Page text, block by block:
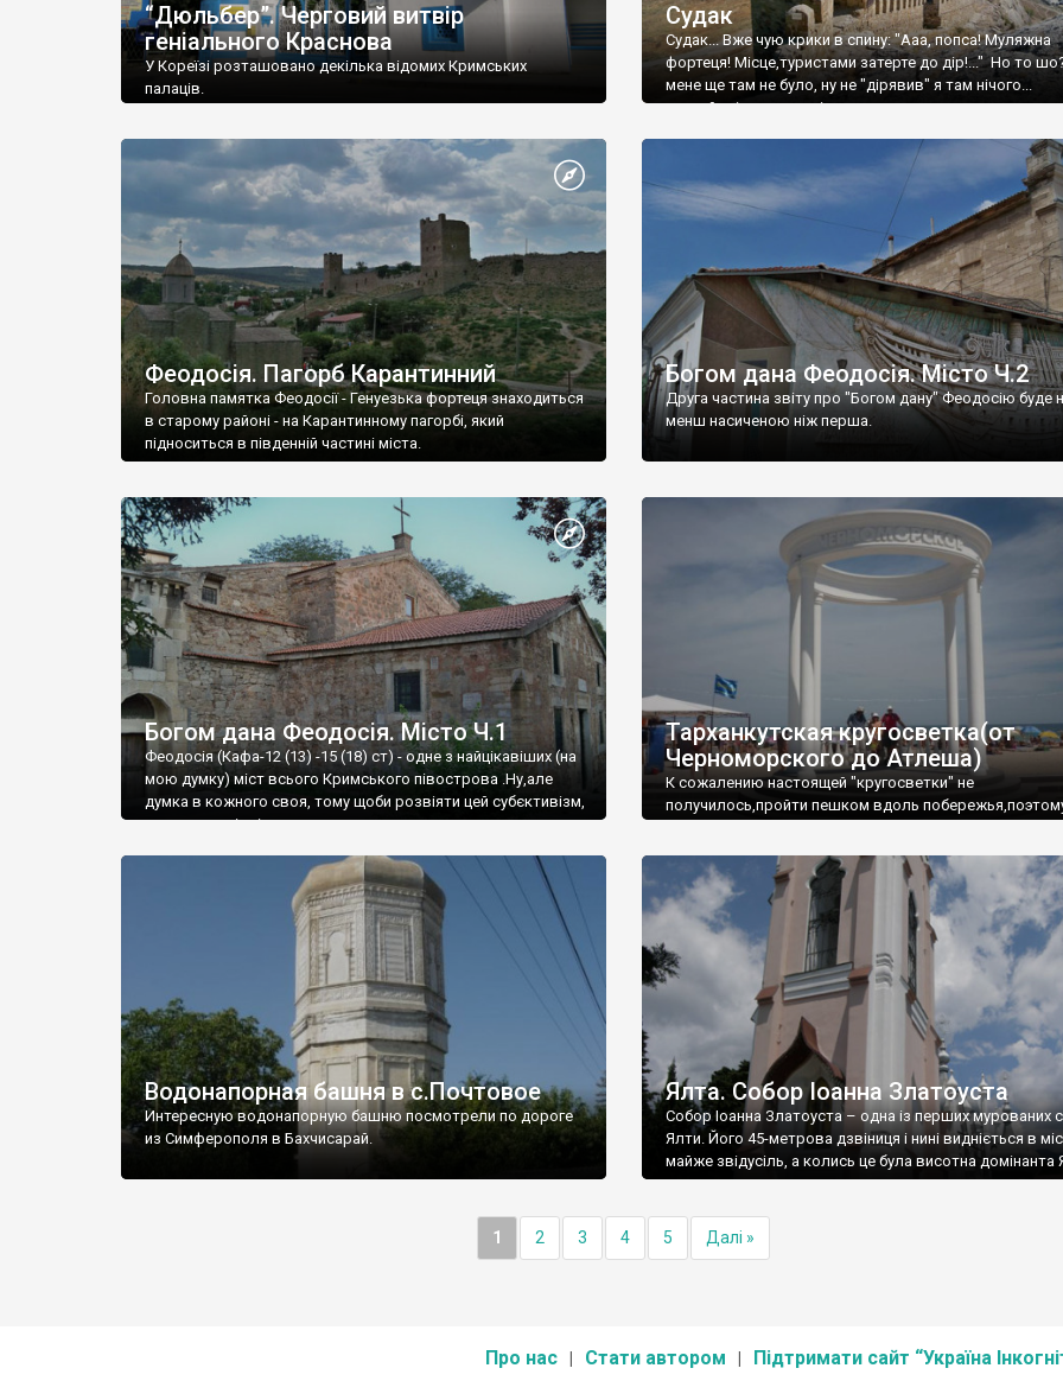
“Дюльбер”. Черговий витвір
геніального Краснова
У Кореїзі розташовано декілька відомих Кримських
палаців.
Судак
Судак... Вже чую крики в спину: "Ааа, попса! Муляжна
фортеця! Місце,туристами затерте до дір!..." Но то
мене ще там не було, ну не "дірявив" я там нічого...
принаймні до цього літа.
Феодосія. Пагорб Карантинний
Головна памятка Феодосії - Генуезька фортеця знаходиться
в старому районі - на Карантинному пагорбі, який
підноситься в південній частині міста.
Богом дана Феодосія. Місто Ч.2
Друга частина звіту про "Богом дану" Феодосію буде
менш насиченою ніж перша.
Богом дана Феодосія. Місто Ч.1
Феодосія (Кафа-12 (13) -15 (18) ст) - одне з найцікавіших (на
мою думку) міст всього Кримського півострова .Ну,але
думка в кожного своя, тому щоби розвіяти цей субєктивізм,
запрошую відвідати це
Тарханкутская кругосветка(от
Черноморского до Атлеша)
К сожалению настоящей "кругосветки" не
получилось,пройти пешком вдоль
Водонапорная башня в с.Почтовое
Интересную водонапорную башню посмотрели по дороге
из Симферополя в Бахчисарай.
Ялта. Собор Іоанна Златоуста
Собор Іоанна Златоуста – одна із перших мурованих
Ялти. Його 45-метрова дзвіниця і нині видніється в
майже звідусіль, а колись це була висотна домінанта
1 2 3 4 5 Далі »
Про нас Стати автором Підтримати сайт “Україна